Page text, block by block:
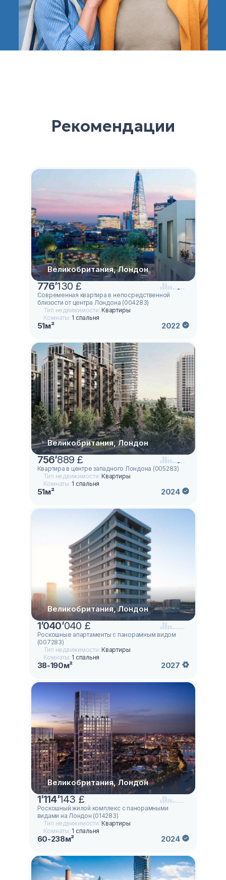
Рекомендации
Великобритания, Лондон
776’130 £
Современная квартира в непосредственной
близости от центра Лондона (004283)
Тип недвижимости:Квартиры
Комнаты: 1 спальня
51м² 2022
Великобритания, Лондон
756’889 £
Квартира в центре западного Лондона (005283)
Тип недвижимости:Квартиры
Комнаты: 1 спальня
51м² 2024
Великобритания, Лондон
1’040’040 £
Роскошные апартаменты с панорамным видом
(007283)
Тип недвижимости:Квартиры
Комнаты: 1 спальня
38-190м² 2027
Великобритания, Лондон
1’114’143 £
Роскошный жилой комплекс с панорамными
видами на Лондон (014283)
Тип недвижимости:Квартиры
Комнаты: 1 спальня
60-238м² 2024